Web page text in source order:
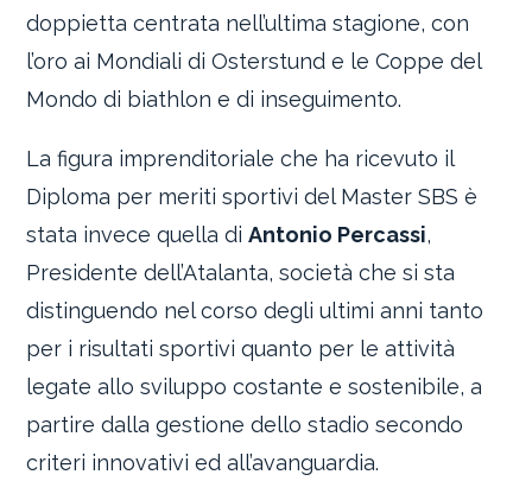
doppietta centrata nell’ultima stagione, con
l’oro ai Mondiali di Osterstund e le Coppe del
Mondo di biathlon e di inseguimento.
La figura imprenditoriale che ha ricevuto il
Diploma per meriti sportivi del Master SBS è
stata invece quella diAntonio Percassi,
Presidente dell’Atalanta, società che si sta
distinguendo nel corso degli ultimi anni tanto
per i risultati sportivi quanto per le attività
legate allo sviluppo costante e sostenibile, a
partire dalla gestione dello stadio secondo
criteri innovativi ed all’avanguardia.